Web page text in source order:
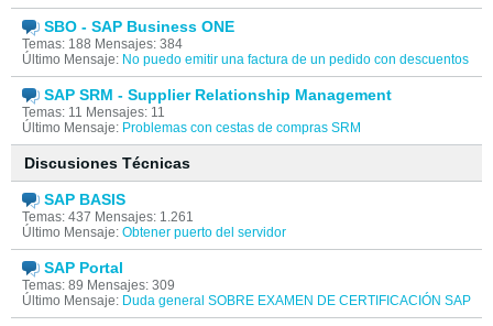
SBO - SAP Business ONE
Temas: 188 Mensajes: 384
Último Mensaje: No puedo emitir una factura de un pedido con descuentos
SAP SRM - Supplier Relationship Management
Temas: 11 Mensajes: 11
Último Mensaje: Problemas con cestas de compras SRM
Discusiones Técnicas
SAP BASIS
Temas: 437 Mensajes: 1.261
Último Mensaje: Obtener puerto del servidor
SAP Portal
Temas: 89 Mensajes: 309
Último Mensaje: Duda general SOBRE EXAMEN DE CERTIFICACIÓN SAP